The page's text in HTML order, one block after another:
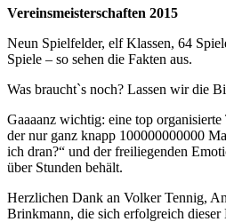
Vereinsmeisterschaften 2015
Neun Spielfelder, elf Klassen, 64
Spiele – so sehen die Fakten aus.
Was braucht`s noch? Lassen wir die
Gaaaanz wichtig: eine top
der nur ganz knapp 100000000000
ich dran?“ und der freiliegenden
über Stunden behält.
Herzlichen Dank an Volker Tennig,
Brinkmann, die sich erfolgreich dieser